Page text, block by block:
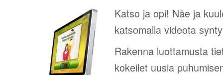
Katso ja opi! Näe ja
katsomalla videota
Rakenna luottamusta
kokeilet uusia